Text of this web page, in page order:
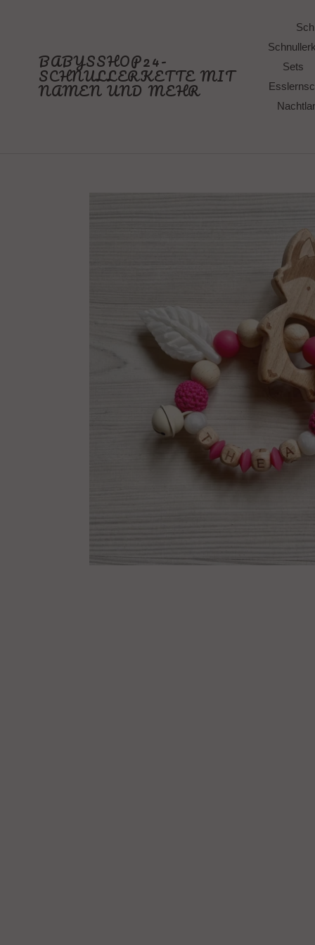
BABYSSHOP24-
SCHNULLERKETTE MIT
NAMEN UND MEHR
Sets